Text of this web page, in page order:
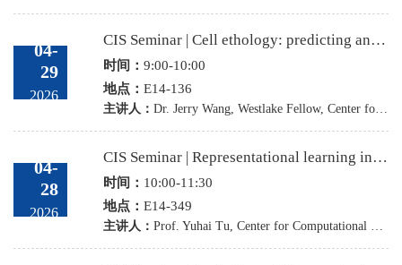
04-
29
2026
CIS Seminar | Cell ethology: predicting and steering cell behavior in tissue
时间： 9:00-10:00
地点： E14-136
主讲人： Dr. Jerry Wang, Westlake Fellow, Center for Interdisciplinary Studies (CIS)
04-
28
2026
CIS Seminar | Representational learning in brain and artificial neural networks: Lessons from the mouse olfactory system
时间： 10:00-11:30
地点： E14-349
主讲人： Prof. Yuhai Tu, Center for Computational Biology & Center for Computational Neuroscience Flatiron Institute, New York